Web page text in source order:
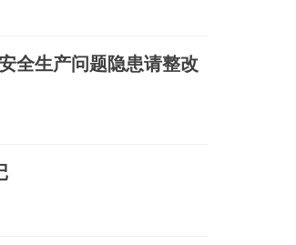
全生产问题隐患请整改